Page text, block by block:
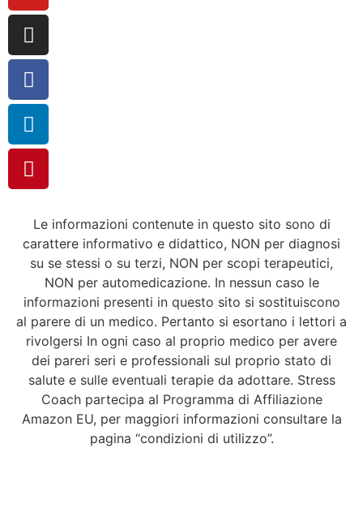
Le informazioni contenute in questo sito sono di
carattere informativo e didattico, NON per diagnosi
su se stessi o su terzi, NON per scopi terapeutici,
NON per automedicazione. In nessun caso le
informazioni presenti in questo sito si sostituiscono
al parere di un medico. Pertanto si esortano i lettori a
rivolgersi In ogni caso al proprio medico per avere
dei pareri seri e professionali sul proprio stato di
salute e sulle eventuali terapie da adottare. Stress
Coach partecipa al Programma di Affiliazione
Amazon EU, per maggiori informazioni consultare la
pagina “condizioni di utilizzo”.